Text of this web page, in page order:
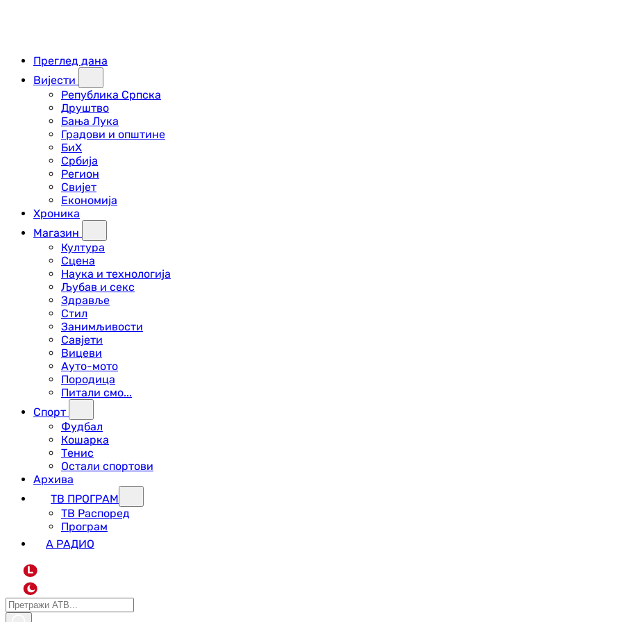
Преглед дана
Вијести
Република Српска
Друштво
Бања Лука
Градови и општине
БиХ
Србија
Регион
Свијет
Економија
Хроника
Магазин
Култура
Сцена
Наука и технологија
Љубав и секс
Здравље
Стил
Занимљивости
Савјети
Вицеви
Ауто-мото
Породица
Питали смо...
Спорт
Фудбал
Кошарка
Тенис
Остали спортови
Архива
ТВ ПРОГРАМ
ТВ Распоред
Програм
А РАДИО
L